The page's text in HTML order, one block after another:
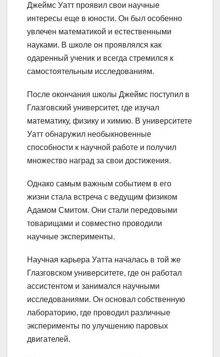
Джеймс Уатт проявил свои научные
интересы еще в юности. Он был особенно
увлечен математикой и естественными
науками. В школе он проявлялся как
одаренный ученик и всегда стремился к
самостоятельным исследованиям.
После окончания школы Джеймс поступил в
Глазговский университет, где изучал
математику, физику и химию. В университете
Уатт обнаружил необыкновенные
способности к научной работе и получил
множество наград за свои достижения.
Однако самым важным событием в его
жизни стала встреча с ведущим физиком
Адамом Смитом. Они стали передовыми
товарищами и совместно проводили
научные эксперименты.
Научная карьера Уатта началась в той же
Глазговском университете, где он работал
ассистентом и занимался научными
исследованиями. Он основал собственную
лабораторию, где проводил различные
эксперименты по улучшению паровых
двигателей.